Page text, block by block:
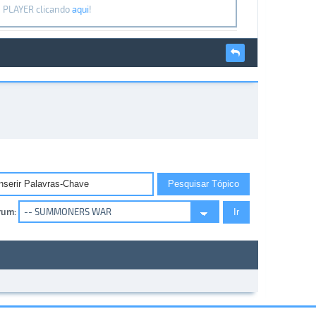
clicandoaqui!